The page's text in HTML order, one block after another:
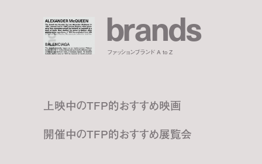
brands
ファッションブランド A to Z
上映中のTFP的おすすめ映画
開催中のTFP的おすすめ展覧会